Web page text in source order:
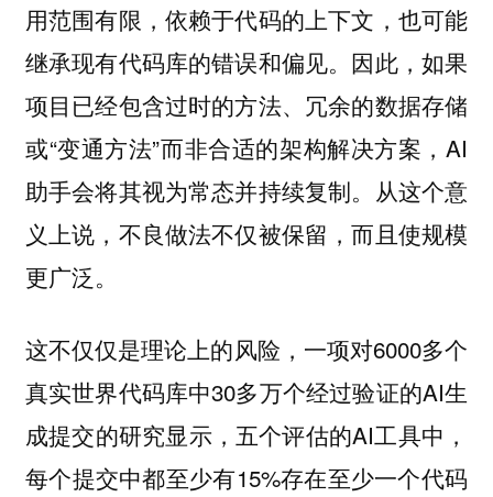
用范围有限，依赖于代码的上下文，也可能
继承现有代码库的错误和偏见。因此，如果
项目已经包含过时的方法、冗余的数据存储
或“变通方法”而非合适的架构解决方案，AI
助手会将其视为常态并持续复制。从这个意
义上说，不良做法不仅被保留，而且使规模
更广泛。
这不仅仅是理论上的风险，一项对6000多个
真实世界代码库中30多万个经过验证的AI生
成提交的研究显示，五个评估的AI工具中，
每个提交中都至少有15%存在至少一个代码